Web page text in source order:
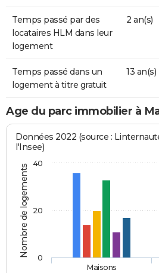
Temps passé par des
locataires HLM dans leur
logement
2 an(s)
Temps passé dans un
logement à titre gratuit
13 an(s)
Age du parc immobilier à
Nombre de logements
Données 2022 (source :
l'Insee)
Maisons
0
20
40